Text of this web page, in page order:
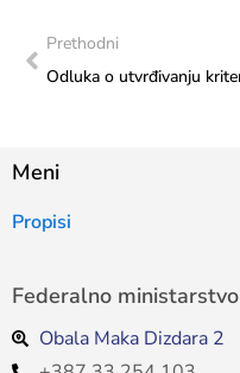
Prethodni
Meni
Propisi
Federalno
Obala Maka Dizdara 2